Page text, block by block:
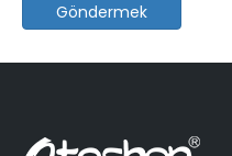
Göndermek